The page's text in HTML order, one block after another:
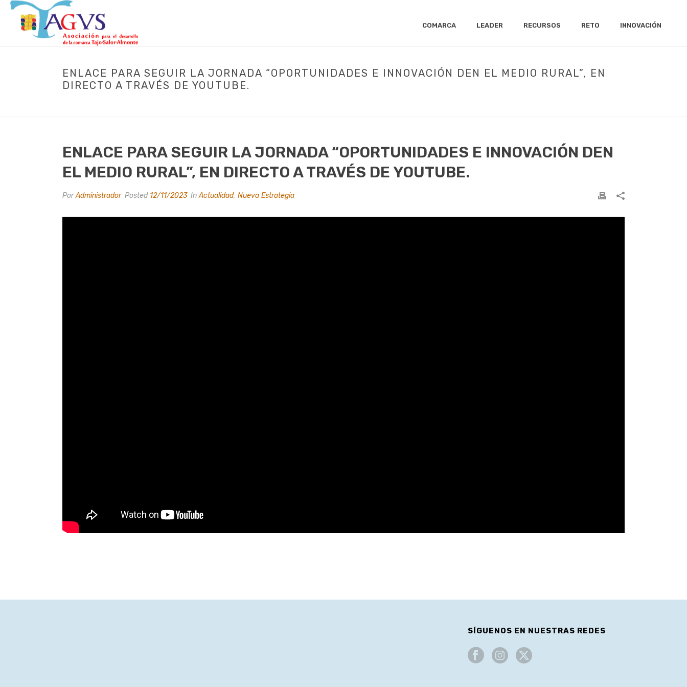
COMARCA LEADER RECURSOS RETO INNOVACIÓN
ENLACE PARA SEGUIR LA JORNADA “OPORTUNIDADES E INNOVACIÓN DEN EL MEDIO RURAL”, EN
DIRECTO A TRAVÉS DE YOUTUBE.
ENLACE PARA SEGUIR LA JORNADA “OPORTUNIDADES E INNOVACIÓN DEN
EL MEDIO RURAL”, EN DIRECTO A TRAVÉS DE YOUTUBE.
PorAdministrador Posted 12/11/2023 InActualidad, Nueva Estrategia
SÍGUENOS EN NUESTRAS REDES